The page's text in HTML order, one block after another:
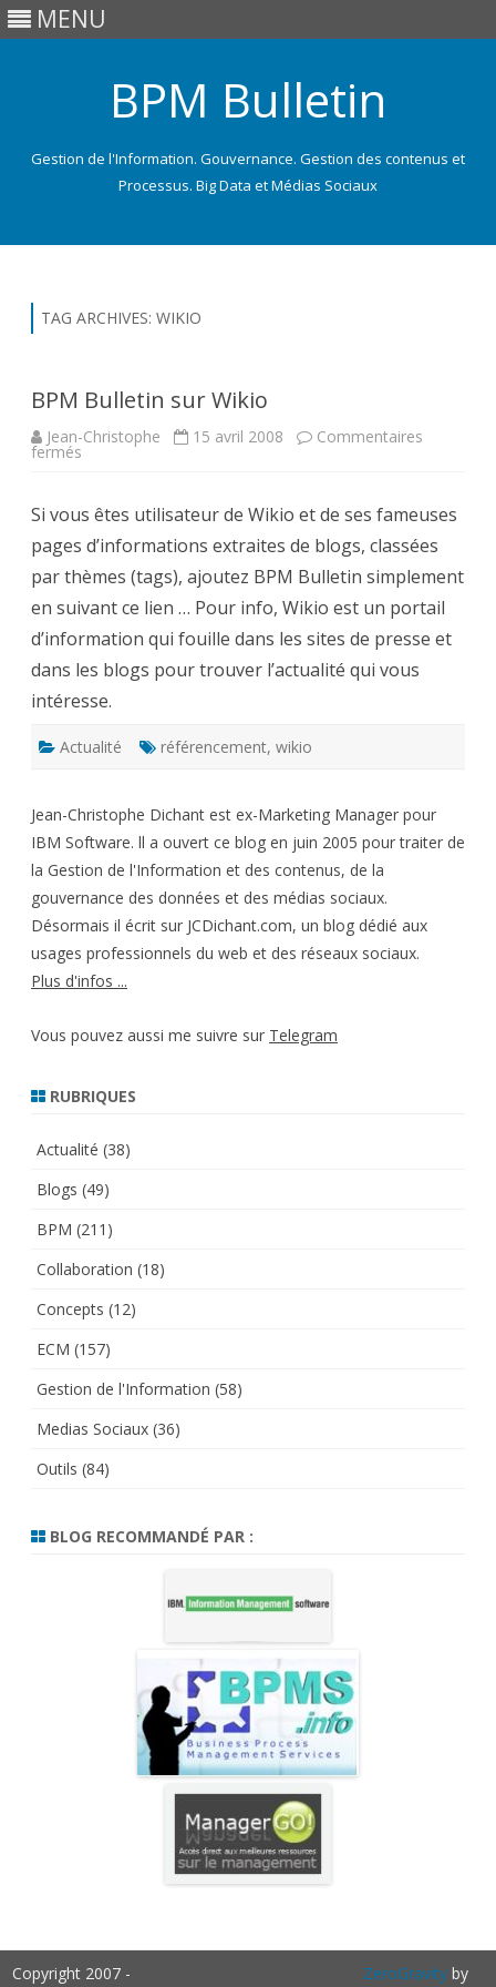
MENU
BPM Bulletin
Gestion de l'Information. Gouvernance. Gestion des contenus et
Processus. Big Data et Médias Sociaux
TAG ARCHIVES: WIKIO
BPM Bulletin sur Wikio
Jean-Christophe 15 avril 2008 Commentaires
fermés
Wikio
Si vous êtes utilisateur de Wikio et de ses fameuses
pages d’informations extraites de blogs, classées
par thèmes (tags), ajoutez BPM Bulletin simplement
en suivant ce lien … Pour info, Wikio est un portail
d’information qui fouille dans les sites de presse et
dans les blogs pour trouver l’actualité qui vous
intéresse.
Actualité référencement, wikio
Jean-Christophe Dichant est ex-Marketing Manager pour
IBM Software. ll a ouvert ce blog en juin 2005 pour traiter de
la Gestion de l'Information et des contenus, de la
gouvernance des données et des médias sociaux.
Désormais il écrit sur JCDichant.com, un blog dédié aux
usages professionnels du web et des réseaux sociaux.
Plus d'infos ...
Vous pouvez aussi me suivre sur Telegram
RUBRIQUES
Actualité (38)
Blogs (49)
BPM (211)
Collaboration (18)
Concepts (12)
ECM (157)
Gestion de l'Information (58)
Medias Sociaux (36)
Outils (84)
BLOG RECOMMANDÉ PAR :
Copyright 2007 - ZeroGravityby